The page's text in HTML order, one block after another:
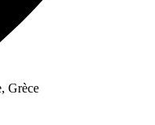
Grèce